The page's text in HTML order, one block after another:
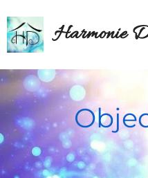
Harmonie